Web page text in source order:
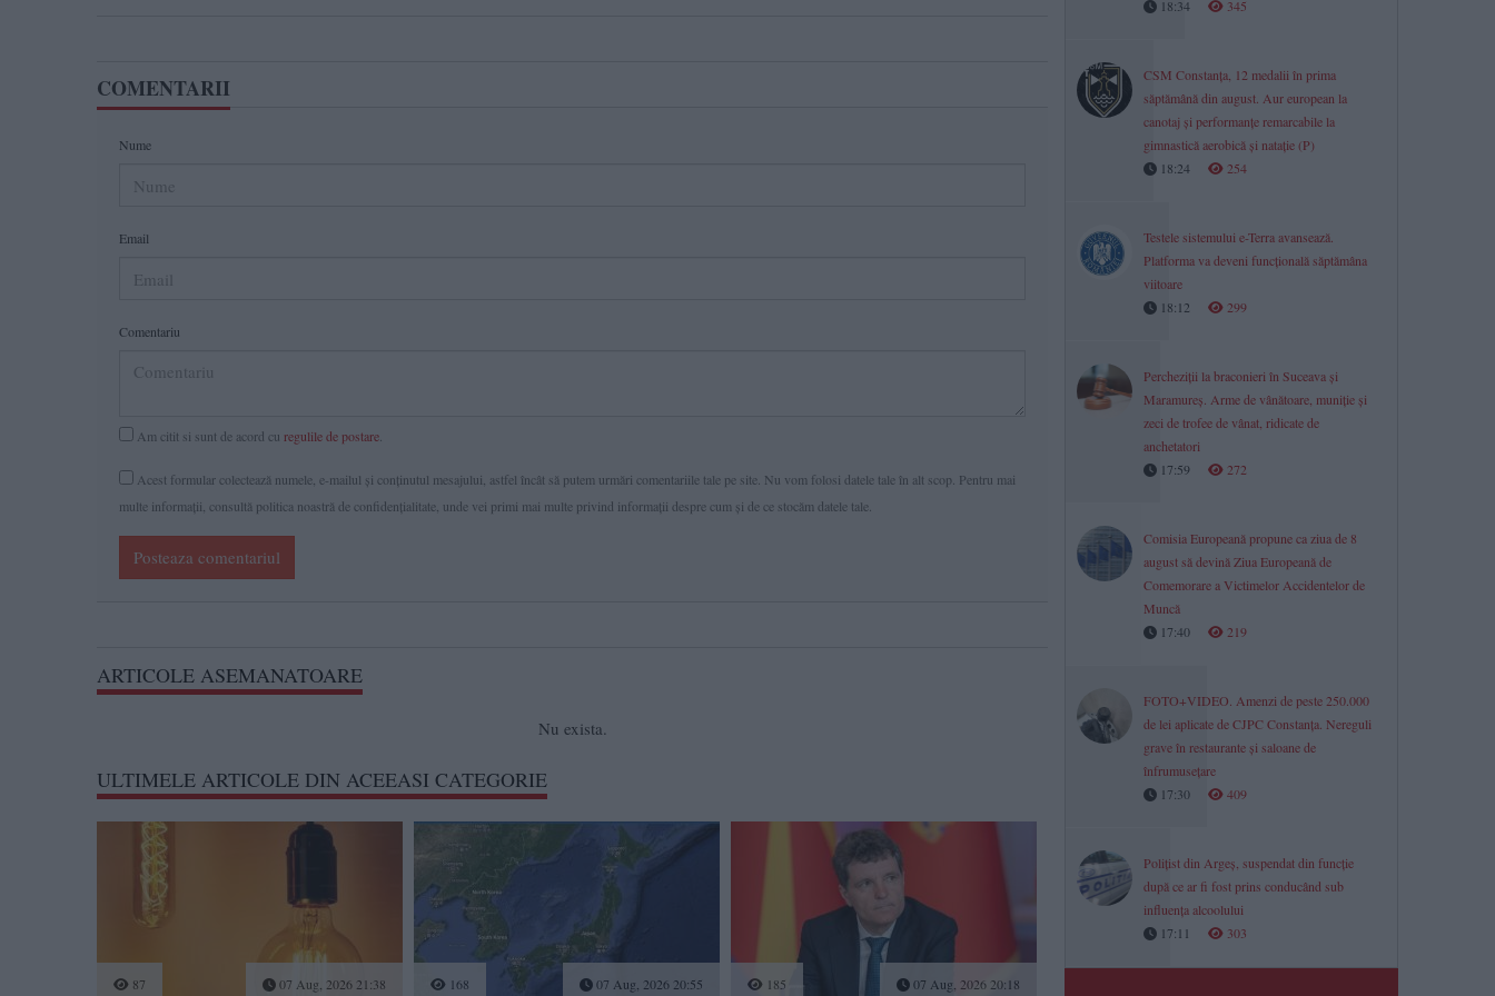
COMENTARII
Nume
Email
Comentariu
Am citit si sunt de acord cu regulile de postare
Acest formular colectează numele, e-mailul şi conținutul mesajului, astfel încât să putem urmări comentariile tale pe site. Nu vom folosi datele tale în alt scop. Pentru mai
multe informaţii, consultă politica noastră de confidenţialitate, unde vei primi mai multe privind informaţii despre cum și de ce stocăm datele tale.
Posteaza comentariul
ARTICOLE ASEMANATOARE
Nu exista.
ULTIMELE ARTICOLE DIN ACEEASI CATEGORIE
87 07 Aug, 2026 21:38 168 07 Aug, 2026 20:55 185 07 Aug, 2026 20:18
18:34
345
CSM Constanța, 12 medalii în prima
săptămână din august. Aur european la
canotaj și performanțe remarcabile la
gimnastică aerobică și natație (P)
18:24
254
Testele sistemului e-Terra avansează.
Platforma va deveni funcțională săptămâna
viitoare
18:12
299
Percheziții la braconieri în Suceava și
Maramureș. Arme de vânătoare, muniție și
zeci de trofee de vânat, ridicate de
anchetatori
17:59
272
Comisia Europeană propune ca ziua de 8
august să devină Ziua Europeană de
Comemorare a Victimelor Accidentelor de
Muncă
17:40
219
FOTO+VIDEO. Amenzi de peste 250.000
de lei aplicate de CJPC Constanța. Nereguli
grave în restaurante și saloane de
înfrumusețare
17:30
409
Polițist din Argeș, suspendat din funcție
după ce ar fi fost prins conducând sub
influența alcoolului
17:11
303